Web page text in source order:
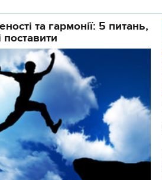
та гармонії: 5 питань,
поставити